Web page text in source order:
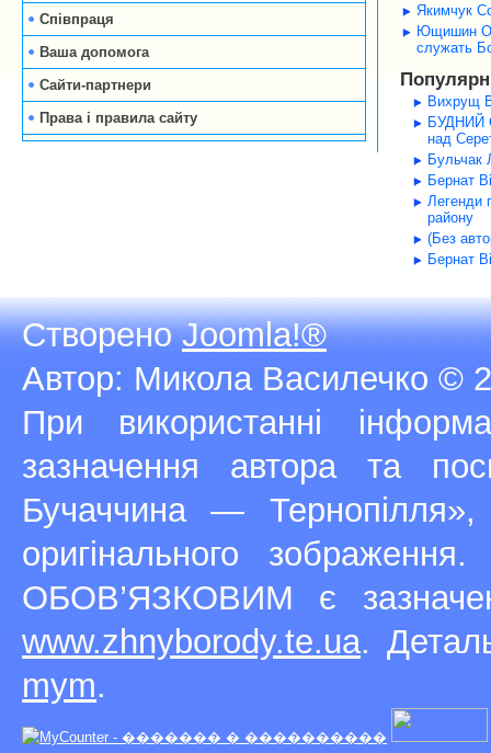
Співпраця
Ваша допомога
Сайти-партнери
Права і правила сайту
Якимчук
Ющишин
служать
Вихрущ
БУДНИЙ
над
Бульчак
Бернат
Легенди
району
(Без
Бернат
СтвореноJoomla!®
Автор: Микола Василечко ©
При використанні
зазначення автора та
Бучаччина —
оригінального
ОБОВ’ЯЗКОВИМ є
www.zhnyborody.te.ua.
mym.